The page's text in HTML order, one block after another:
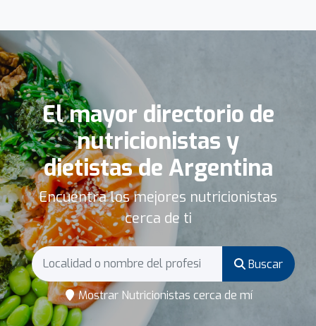
El mayor directorio de
nutricionistas y
dietistas de Argentina
Encuentra los mejores nutricionistas
cerca de ti
Buscar
Mostrar Nutricionistas cerca de mí